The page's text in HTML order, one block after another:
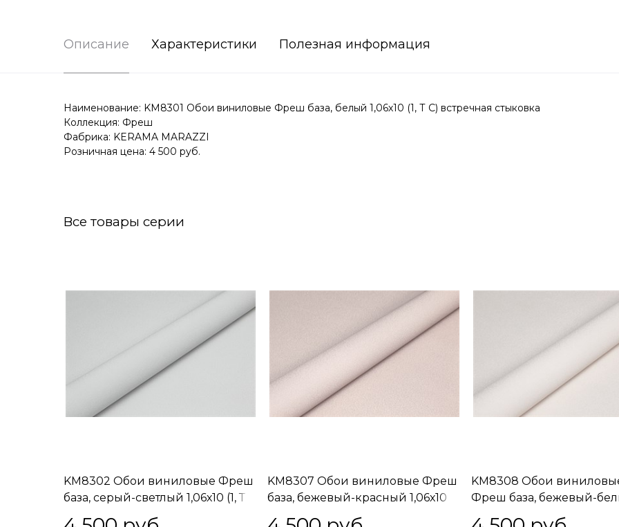
Описание Характеристики Полезная информация
Наименование: KM8301 Обои виниловые Фреш база, белый 1,06х10 (1, Т C) встречная стыковка
Коллекция: Фреш
Фабрика: KERAMA MARAZZI
Розничная цена: 4 500 руб.
Все товары серии
KM8302 Обои виниловые Фреш
база, серый-светлый 1,06х10 (1, Т
A) встречная стыковка
KM8307 Обои виниловые Фреш
база, бежевый-красный 1,06х10
(1, Т A) встречная стыковка
KM8308 Обои
Фреш база, бежевый-
1,06х10 (1, Т A) встречная